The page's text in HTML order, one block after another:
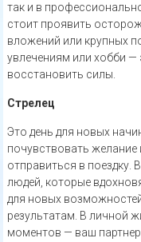
так и в
стоит проявить
вложений или крупных
увлечениям или хобби
восстановить силы.
Стрелец
Это день для новых
почувствовать желание
отправиться в поездку.
людей, которые
для новых
результатам. В личной
моментов — ваш